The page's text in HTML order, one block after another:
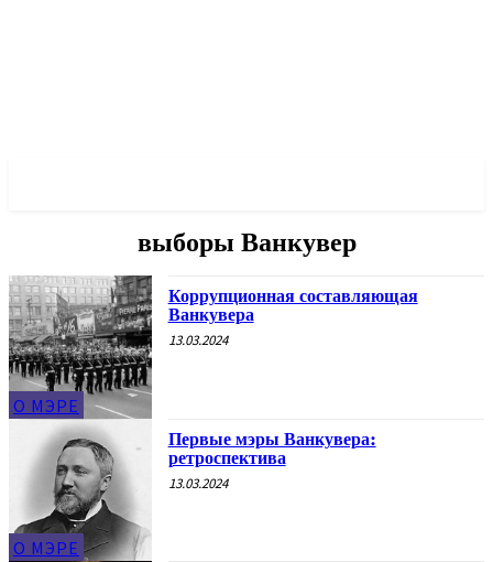
выборы Ванкувер
О МЭРЕ
Коррупционная составляющая
Ванкувера
13.03.2024
О МЭРЕ
Первые мэры Ванкувера:
ретроспектива
13.03.2024